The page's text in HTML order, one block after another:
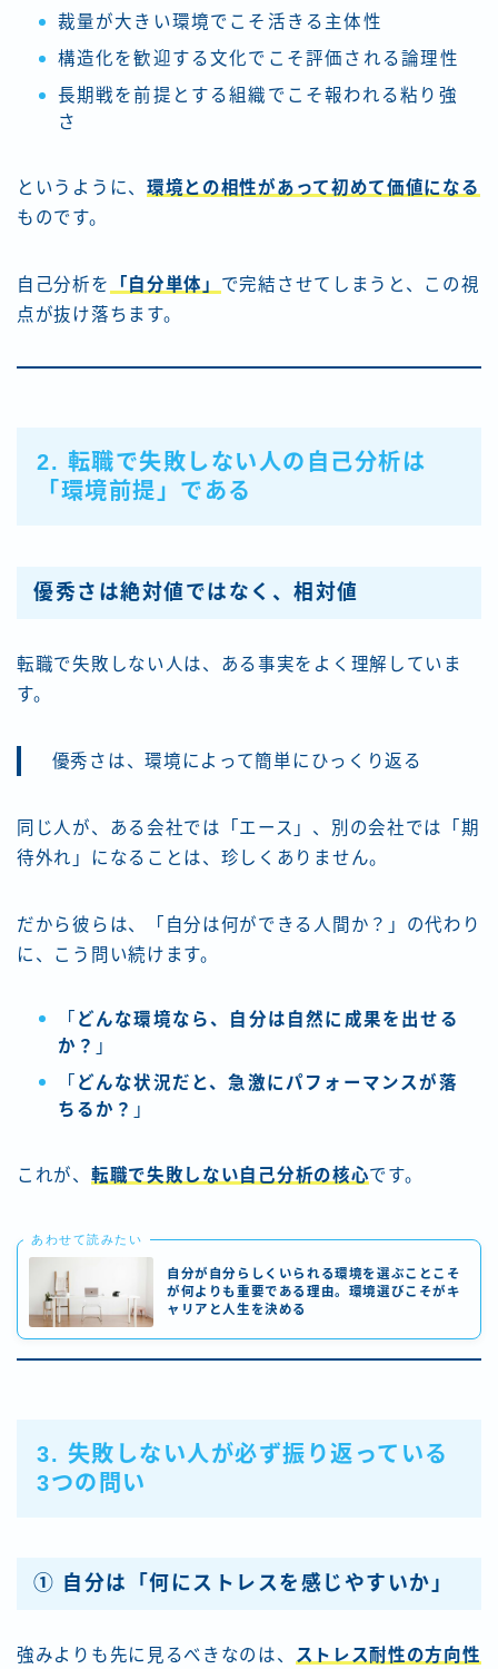
裁量が大きい環境でこそ活きる主体性
構造化を歓迎する文化でこそ評価される論理性
長期戦を前提とする組織でこそ報われる粘り強
さ
というように、 環境との相性があって初めて価値になる
ものです。
自己分析を 「自分単体」 で完結させてしまうと、この視
点が抜け落ちます。
2. 転職で失敗しない人の自己分析は
「環境前提」である
優秀さは絶対値ではなく、相対値
転職で失敗しない人は、ある事実をよく理解していま
す。
優秀さは、環境によって簡単にひっくり返る
同じ人が、ある会社では「エース」、別の会社では「期
待外れ」になることは、珍しくありません。
だから彼らは、「自分は何ができる人間か？」の代わり
に、こう問い続けます。
「 どんな環境なら、自分は自然に成果を出せる
か？ 」
「 どんな状況だと、急激にパフォーマンスが落
ちるか？ 」
これが、 転職で失敗しない自己分析の核心です。
あわせて読みたい
自分が自分らしくいられる環境を選ぶことこそ
が何よりも重要である理由。環境選びこそがキ
ャリアと人生を決める
3. 失敗しない人が必ず振り返っている
3つの問い
① 自分は「何にストレスを感じやすいか」
強みよりも先に見るべきなのは、
ストレス耐性の方向性